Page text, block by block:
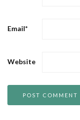
Email*
Website